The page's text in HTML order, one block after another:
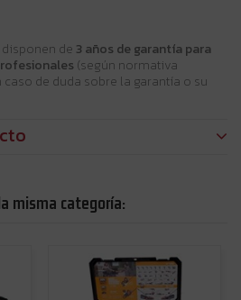
de 3 años de garantía para
(según normativa
de duda sobre la garantía o su
misma categoría: